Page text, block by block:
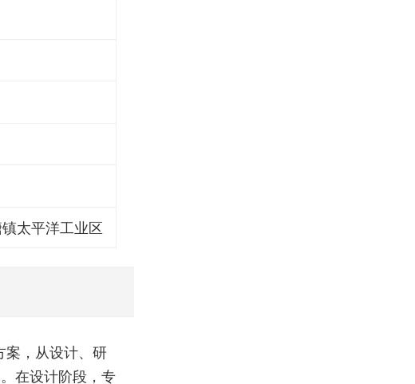
太平洋工业区
案，从设计、研
在设计阶段，专